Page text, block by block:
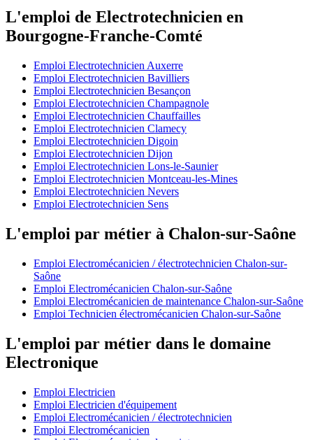
L'emploi de Electrotechnicien en
Bourgogne-Franche-Comté
Emploi Electrotechnicien Auxerre
Emploi Electrotechnicien Bavilliers
Emploi Electrotechnicien Besançon
Emploi Electrotechnicien Champagnole
Emploi Electrotechnicien Chauffailles
Emploi Electrotechnicien Clamecy
Emploi Electrotechnicien Digoin
Emploi Electrotechnicien Dijon
Emploi Electrotechnicien Lons-le-Saunier
Emploi Electrotechnicien Montceau-les-Mines
Emploi Electrotechnicien Nevers
Emploi Electrotechnicien Sens
L'emploi par métier à Chalon-sur-Saône
Emploi Electromécanicien / électrotechnicien Chalon-sur-
Saône
Emploi Electromécanicien Chalon-sur-Saône
Emploi Electromécanicien de maintenance Chalon-sur-Saône
Emploi Technicien électromécanicien Chalon-sur-Saône
L'emploi par métier dans le domaine
Electronique
Emploi Electricien
Emploi Electricien d'équipement
Emploi Electromécanicien / électrotechnicien
Emploi Electromécanicien